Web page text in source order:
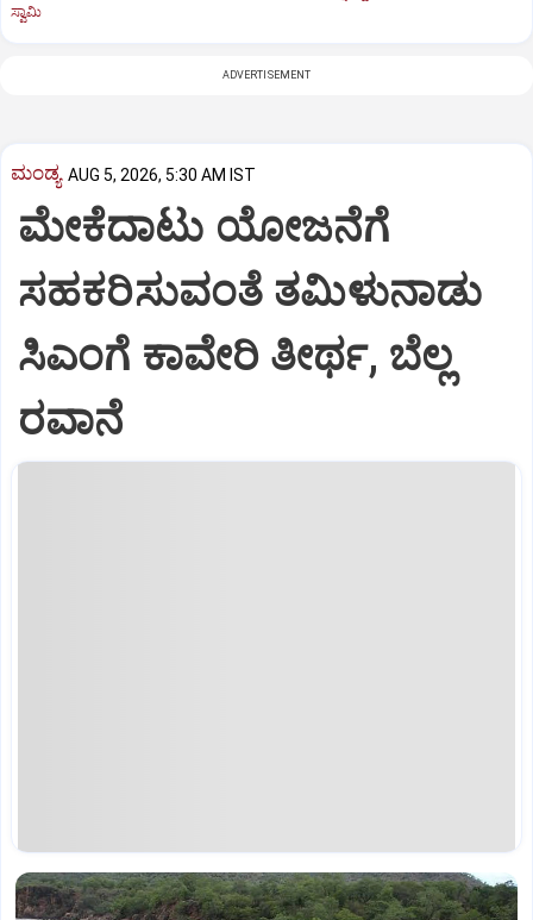
ಸ್ವಾಮಿ
ADVERTISEMENT
ಮಂಡ್ಯ AUG 5, 2026, 5:30 AM IST
ಮೇಕೆದಾಟು ಯೋಜನೆಗೆ
ಸಹಕರಿಸುವಂತೆ ತಮಿಳುನಾಡು
ಸಿಎಂಗೆ ಕಾವೇರಿ ತೀರ್ಥ, ಬೆಲ್ಲ
ರವಾನೆ